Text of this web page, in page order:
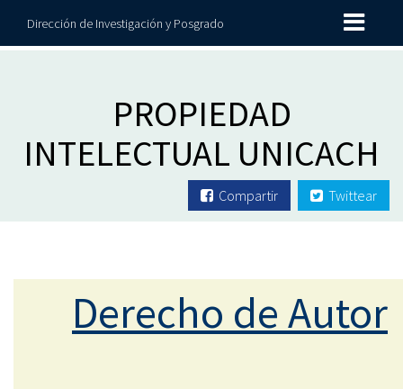
Dirección de Investigación y Posgrado
PROPIEDAD
INTELECTUAL UNICACH
Compartir Twittear
Derecho de Autor